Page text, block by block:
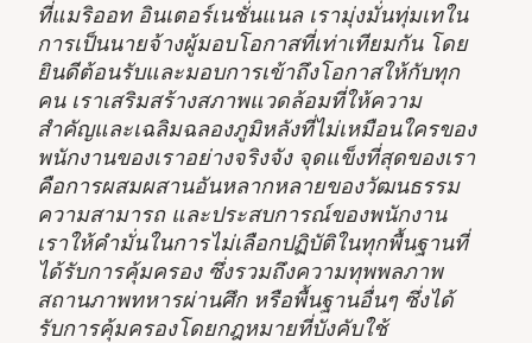
ที่แมริออท อินเตอร์เนชั่นแนล เรามุ่งมั่นทุ่มเทใน
การเป็นนายจ้างผู้มอบโอกาสที่เท่าเทียมกัน โดย
ยินดีต้อนรับและมอบการเข้าถึงโอกาสให้กับทุก
คน เราเสริมสร้างสภาพแวดล้อมที่ให้ความ
สำคัญและเฉลิมฉลองภูมิหลังที่ไม่เหมือนใครของ
พนักงานของเราอย่างจริงจัง จุดแข็งที่สุดของเรา
คือการผสมผสานอันหลากหลายของวัฒนธรรม
ความสามารถ และประสบการณ์ของพนักงาน
เราให้คำมั่นในการไม่เลือกปฏิบัติในทุกพื้นฐานที่
ได้รับการคุ้มครอง ซึ่งรวมถึงความทุพพลภาพ
สถานภาพทหารผ่านศึก หรือพื้นฐานอื่นๆ ซึ่งได้
รับการคุ้มครองโดยกฎหมายที่บังคับใช้